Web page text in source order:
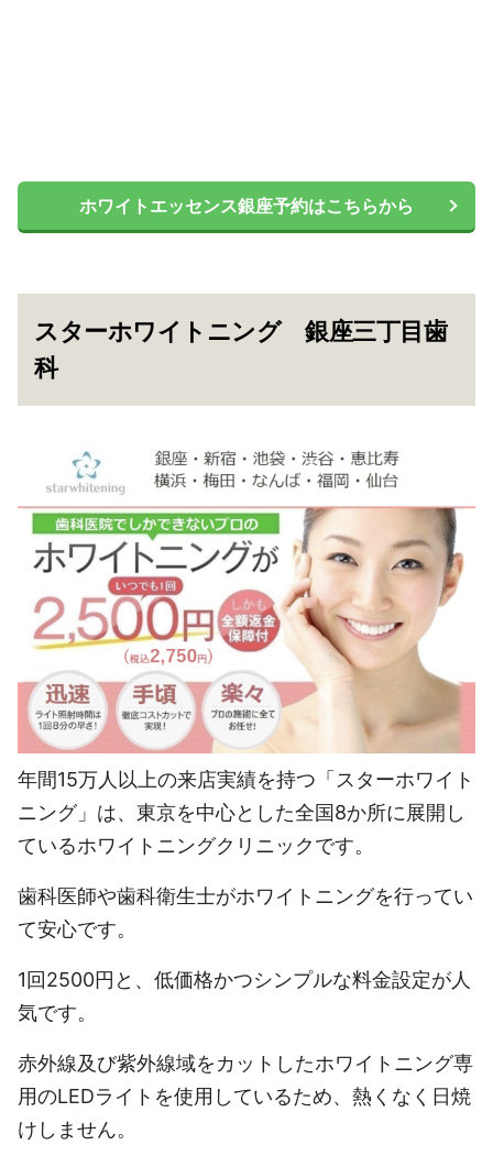
ホワイトエッセンス銀座予約はこちらから
スターホワイトニング 銀座三丁目歯
科
年間15万人以上の来店実績を持つ「スターホワイト
ニング」は、東京を中心とした全国8か所に展開し
ているホワイトニングクリニックです。
歯科医師や歯科衛生士がホワイトニングを行ってい
て安心です。
1回2500円と、低価格かつシンプルな料金設定が人
気です。
赤外線及び紫外線域をカットしたホワイトニング専
用のLEDライトを使用しているため、熱くなく日焼
けしません。